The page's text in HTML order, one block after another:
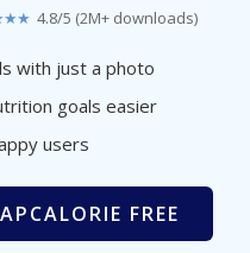
4.8/5 (2M+ downloads)
with just a photo
goals easier
users
FREE